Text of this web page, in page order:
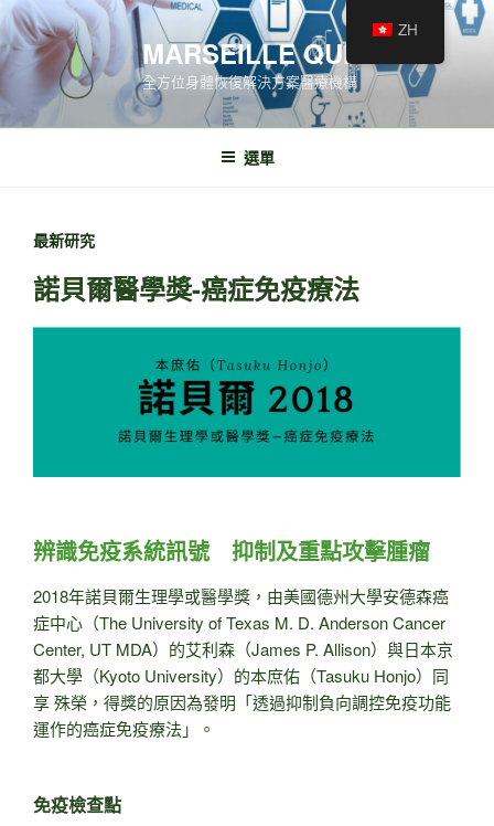
MARSEILLE QUINCÉ
全方位身體恢復解決方案醫療機構
選單
最新研究
諾貝爾醫學獎-癌症免疫療法
辨識免疫系統訊號 抑制及重點攻擊腫瘤
2018年諾貝爾生理學或醫學獎，由美國德州大學安德森癌
症中心（The University of Texas M. D. Anderson Cancer
Center, UT MDA）的艾利森（James P. Allison）與日本京
都大學（Kyoto University）的本庶佑（Tasuku Honjo）同
享 殊榮，得獎的原因為發明「透過抑制負向調控免疫功能
運作的癌症免疫療法」。
免疫檢查點
ZH